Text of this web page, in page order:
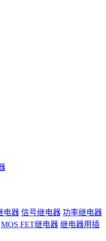
电器 信号继电器 功率继电器
MOS FET继电器 继电器用插